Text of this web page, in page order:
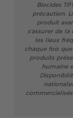
Biocides
précaution.
produit
s'assurer de la
les lieux
chaque fois
produits
humaine